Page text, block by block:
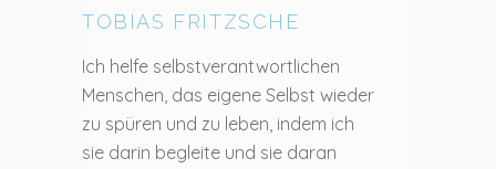
TOBIAS FRITZSCHE
Ich helfe selbstverantwortlichen
Menschen, das eigene Selbst wieder
zu spüren und zu leben, indem ich
sie darin begleite und sie daran